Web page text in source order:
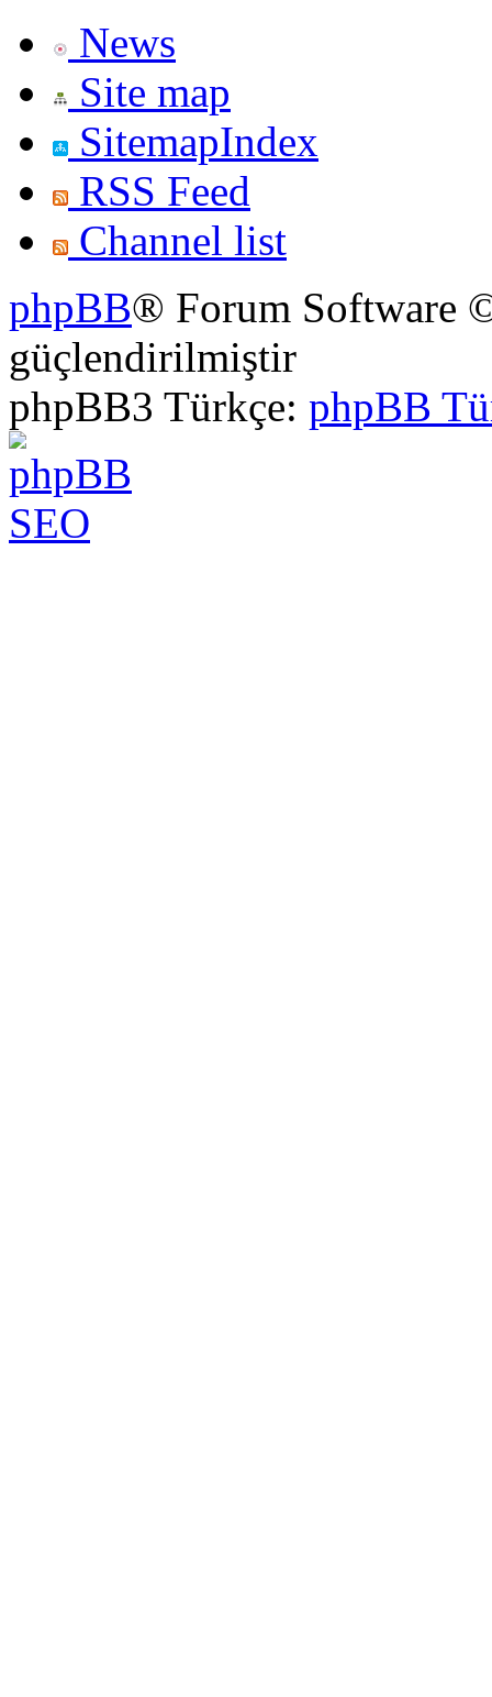
News
Site map
SitemapIndex
RSS Feed
Channel list
phpBB® Forum Software
güçlendirilmiştir
phpBB3 Türkçe: phpBB